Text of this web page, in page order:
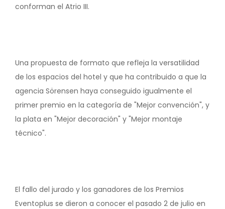
conforman el Atrio III.
Una propuesta de formato que refleja la versatilidad
de los espacios del hotel y que ha contribuido a que la
agencia Sörensen haya conseguido igualmente el
primer premio en la categoría de "Mejor convención", y
la plata en "Mejor decoración" y "Mejor montaje
técnico".
El fallo del jurado y los ganadores de los Premios
Eventoplus se dieron a conocer el pasado 2 de julio en